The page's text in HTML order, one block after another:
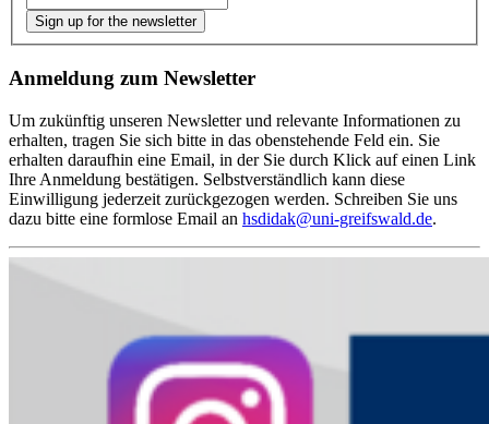
Sign up for the newsletter
Anmeldung zum Newsletter
Um zukünftig unseren Newsletter und relevante Informationen zu
erhalten, tragen Sie sich bitte in das obenstehende Feld ein. Sie
erhalten daraufhin eine Email, in der Sie durch Klick auf einen Link
Ihre Anmeldung bestätigen. Selbstverständlich kann diese
Einwilligung jederzeit zurückgezogen werden. Schreiben Sie uns
dazu bitte eine formlose Email an hsdidak@uni-greifswald.de.